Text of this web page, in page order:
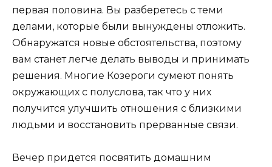
первая половина. Вы разберетесь с теми
делами, которые были вынуждены отложить.
Обнаружатся новые обстоятельства, поэтому
вам станет легче делать выводы и принимать
решения. Многие Козероги сумеют понять
окружающих с полуслова, так что у них
получится улучшить отношения с близкими
людьми и восстановить прерванные связи.
Вечер придется посвятить домашним